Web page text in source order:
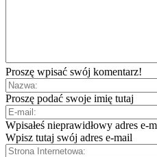
Proszę wpisać swój komentarz!
Proszę podać swoje imię tutaj
Wpisałeś nieprawidłowy adres e-
Wpisz tutaj swój adres e-mail